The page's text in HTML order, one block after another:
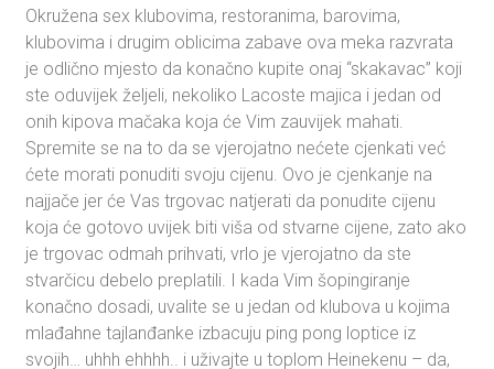
Okružena sex klubovima, restoranima, barovima,
klubovima i drugim oblicima zabave ova meka razvrata
je odlično mjesto da konačno kupite onaj “skakavac” koji
ste oduvijek željeli, nekoliko Lacoste majica i jedan od
onih kipova mačaka koja će Vim zauvijek mahati.
Spremite se na to da se vjerojatno nećete cjenkati već
ćete morati ponuditi svoju cijenu. Ovo je cjenkanje na
najjače jer će Vas trgovac natjerati da ponudite cijenu
koja će gotovo uvijek biti viša od stvarne cijene, zato ako
je trgovac odmah prihvati, vrlo je vjerojatno da ste
stvarčicu debelo preplatili. I kada Vim šopingiranje
konačno dosadi, uvalite se u jedan od klubova u kojima
mlađahne tajlanđanke izbacuju ping pong loptice iz
svojih… uhhh ehhhh.. i uživajte u toplom Heinekenu – da,